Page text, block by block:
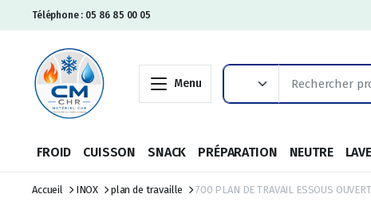
Téléphone : 05 86 85 00 05
Menu
FROID CUISSON SNACK PRÉPARATION NEUTRE
Accueil INOX plan de travaille 700 PLAN DE TRAVAIL ESSOUS